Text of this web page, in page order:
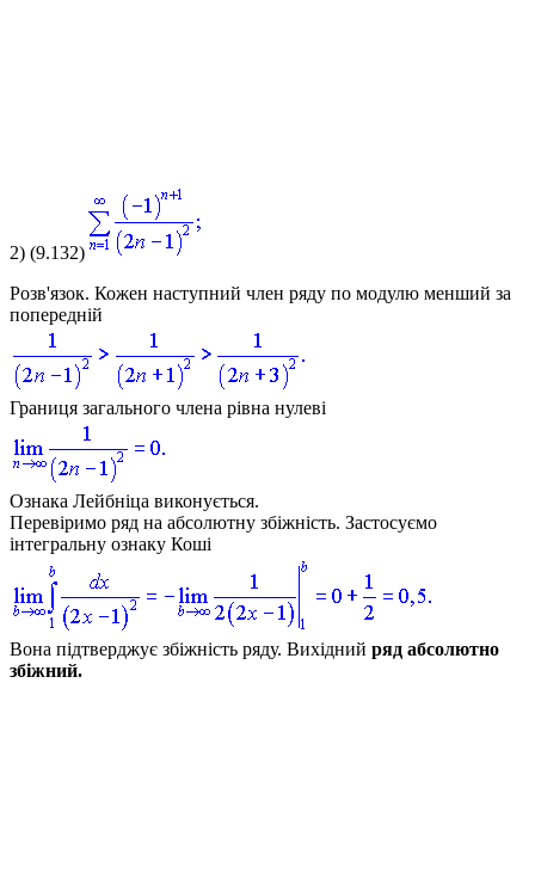
2) (9.132)
Розв'язок. Кожен наступний член ряду по модулю менший за
попередній
Границя загального члена рівна нулеві
Ознака Лейбніца виконується.
Перевіримо ряд на абсолютну збіжність. Застосуємо
інтегральну ознаку Коші
Вона підтверджує збіжність ряду. Вихідний ряд абсолютно
збіжний.